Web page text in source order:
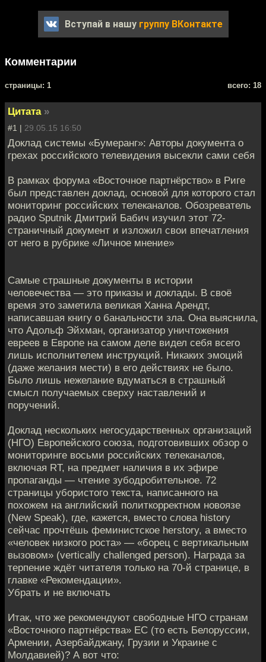
Вступай в нашу группу ВКонтакте
Комментарии
cтраницы: 1 всего: 18
Цитата »
#1 | 29.05.15 16:50
Доклад системы «Бумеранг»: Авторы документа о
грехах российского телевидения высекли сами себя
В рамках форума «Восточное партнёрство» в Риге
был представлен доклад, основой для которого стал
мониторинг российских телеканалов. Обозреватель
радио Sputnik Дмитрий Бабич изучил этот 72-
страничный документ и изложил свои впечатления
от него в рубрике «Личное мнение»
Самые страшные документы в истории
человечества — это приказы и доклады. В своё
время это заметила великая Ханна Арендт,
написавшая книгу о банальности зла. Она выяснила,
что Адольф Эйхман, организатор уничтожения
евреев в Европе на самом деле видел себя всего
лишь исполнителем инструкций. Никаких эмоций
(даже желания мести) в его действиях не было.
Было лишь нежелание вдуматься в страшный
смысл получаемых сверху наставлений и
поручений.
Доклад нескольких негосударственных организаций
(НГО) Европейского союза, подготовивших обзор о
мониторинге восьми российских телеканалов,
включая RT, на предмет наличия в их эфире
пропаганды — чтение зубодробительное. 72
страницы убористого текста, написанного на
похожем на английский политкорректном новоязе
(New Speak), где, кажется, вместо слова history
сейчас прочтёшь феминистское herstory, а вместо
«человек низкого роста» — «борец с вертикальным
вызовом» (vertically challenged person). Награда за
терпение ждёт читателя только на 70-й странице, в
главке «Рекомендации».
Убрать и не включать
Итак, что же рекомендуют свободные НГО странам
«Восточного партнёрства» ЕС (то есть Белоруссии,
Армении, Азербайджану, Грузии и Украине с
Молдавией)? А вот что: